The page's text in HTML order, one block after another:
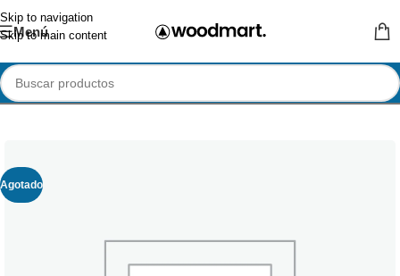
Skip to navigation
Skip to main content
Menú
Agotado